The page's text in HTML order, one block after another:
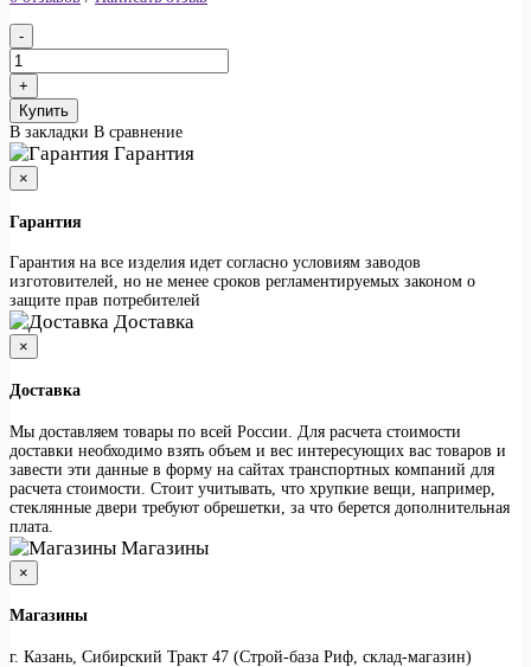
Купить
В закладки В сравнение
Гарантия
×
Гарантия
Гарантия на все изделия идет согласно условиям заводов
изготовителей, но не менее сроков регламентируемых законом о
защите прав потребителей
Доставка
×
Доставка
Мы доставляем товары по всей России. Для расчета стоимости
доставки необходимо взять объем и вес интересующих вас товаров и
завести эти данные в форму на сайтах транспортных компаний для
расчета стоимости. Стоит учитывать, что хрупкие вещи, например,
стеклянные двери требуют обрешетки, за что берется дополнительная
плата.
Магазины
×
Магазины
г. Казань, Сибирский Тракт 47 (Строй-база Риф, склад-магазин)